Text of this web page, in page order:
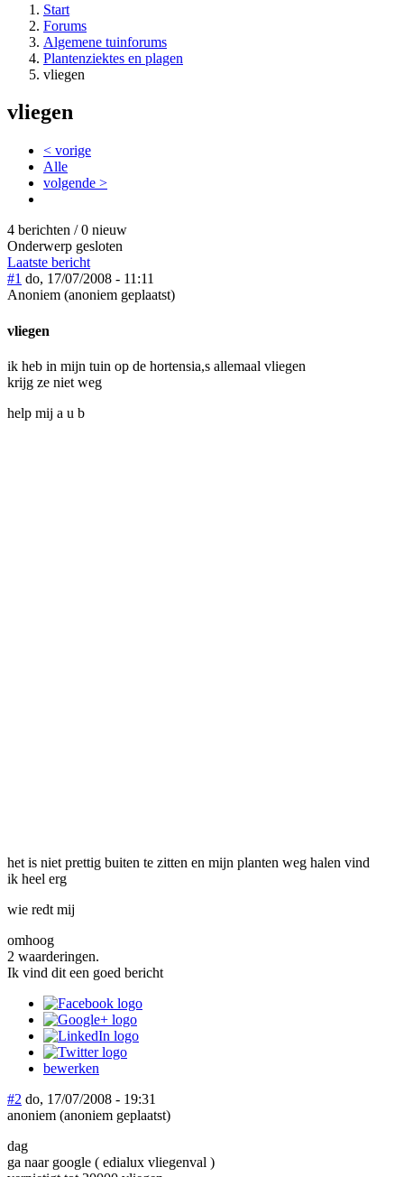
Start
Forums
Algemene tuinforums
Plantenziektes en plagen
vliegen
vliegen
< vorige
Alle
volgende >
4 berichten / 0 nieuw
Onderwerp gesloten
Laatste bericht
#1 do, 17/07/2008 - 11:11
Anoniem (anoniem geplaatst)
vliegen
ik heb in mijn tuin op de hortensia,s allemaal vliegen
krijg ze niet weg
help mij a u b
het is niet prettig buiten te zitten en mijn planten weg halen vind
ik heel erg
wie redt mij
omhoog
2 waarderingen.
Ik vind dit een goed bericht
bewerken
#2 do, 17/07/2008 - 19:31
anoniem (anoniem geplaatst)
dag
ga naar google ( edialux vliegenval )